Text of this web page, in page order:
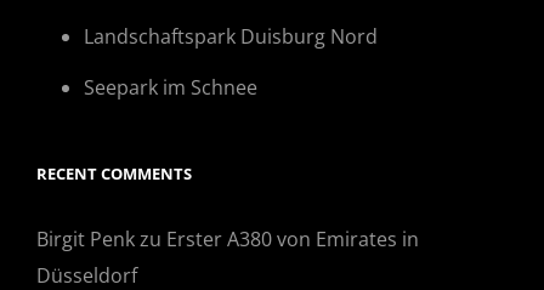
Landschaftspark Duisburg Nord
Seepark im Schnee
RECENT COMMENTS
Birgit Penkzu Erster A380 von Emirates in
Düsseldorf